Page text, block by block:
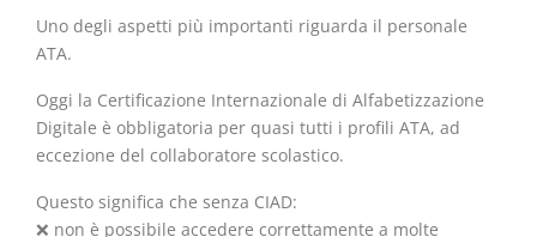
Uno degli aspetti più importanti riguarda il personale
ATA.
Oggi la Certificazione Internazionale di Alfabetizzazione
Digitale è obbligatoria per quasi tutti i profili ATA, ad
eccezione del collaboratore scolastico.
Questo significa che senza CIAD:
❌ non è possibile accedere correttamente a molte